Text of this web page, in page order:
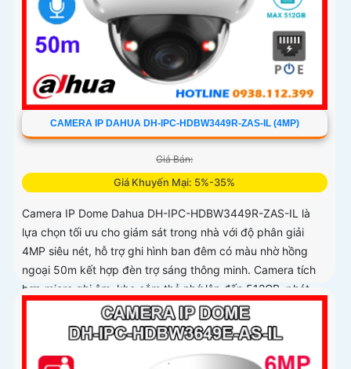
CAMERA IP DAHUA DH-IPC-HDBW3449R-ZAS-IL (4MP)
Giá Bán:
Giá Khuyến Mại: 5%-35%
Camera IP Dome Dahua DH-IPC-HDBW3449R-ZAS-IL là
lựa chọn tối ưu cho giám sát trong nhà với độ phân giải
4MP siêu nét, hỗ trợ ghi hình ban đêm có màu nhờ hồng
ngoại 50m kết hợp đèn trợ sáng thông minh. Camera tích
hợp micro ghi âm, khe cắm thẻ nhớ lên đến 512GB, phát
hiện chính xác người và xe giúp cảnh báo hiệu quả hơn